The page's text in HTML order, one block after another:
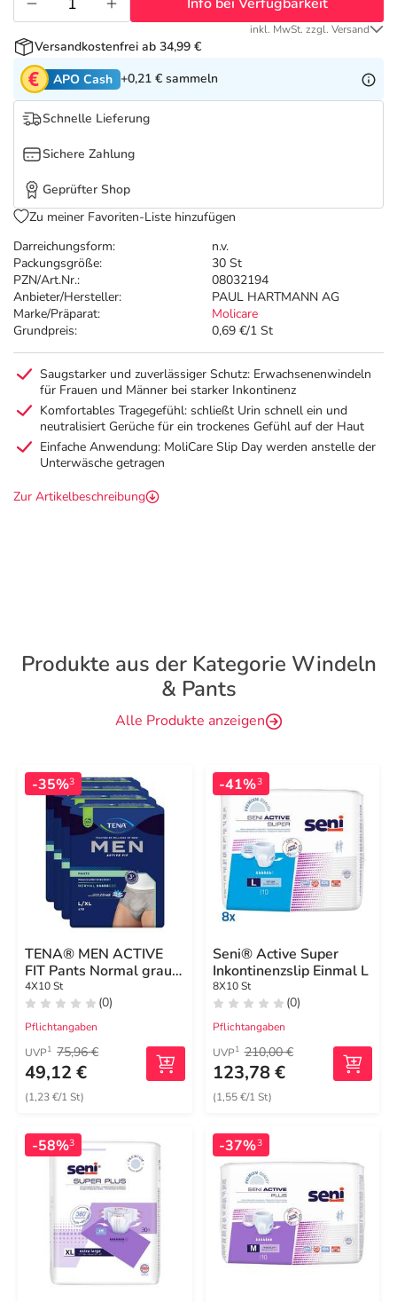
Tierapotheke
Vitamine & Mineralstoffe
Marken
Salus Deals
Darreichungsform:
n.v.
Packungsgröße:
30 St
PZN/Art.Nr.:
08032194
Anbieter/Hersteller:
PAUL HARTMANN AG
Marke/Präparat:
Molicare
Grundpreis:
0,69 €/1 St
inkl. MwSt. zzgl. Versand
Versandkostenfrei ab 34,99 €
APO Cash +0,21 € sammeln
Schnelle Lieferung
Sichere Zahlung
Geprüfter Shop
Zu meiner Favoriten-Liste hinzufügen
Saugstarker und zuverlässiger Schutz: Erwachsenenwindeln
für Frauen und Männer bei starker Inkontinenz
Komfortables Tragegefühl: schließt Urin schnell ein und
neutralisiert Gerüche für ein trockenes Gefühl auf der Haut
Einfache Anwendung: MoliCare Slip Day werden anstelle der
Unterwäsche getragen
Zur Artikelbeschreibung
Produkte aus der Kategorie Windeln
& Pants
Alle Produkte anzeigen
-35%3
TENA® MEN ACTIVE
FIT Pants Normal grau
L/XL bei Inkontinenz
4X10 St
(0)
Pflichtangaben
UVP1 75,96 €
49,12 €
(1,23 €/1 St)
-41%3
Seni® Active Super
Inkontinenzslip Einmal L
8X10 St
(0)
Pflichtangaben
UVP1 210,00 €
123,78 €
(1,55 €/1 St)
-58%3 -37%3